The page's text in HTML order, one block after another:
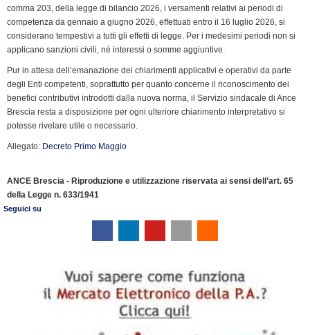
comma 203, della legge di bilancio 2026, i versamenti relativi ai periodi di
competenza da gennaio a giugno 2026, effettuati entro il 16 luglio 2026, si
considerano tempestivi a tutti gli effetti di legge. Per i medesimi periodi non si
applicano sanzioni civili, né interessi o somme aggiuntive.
Pur in attesa dell’emanazione dei chiarimenti applicativi e operativi da parte
degli Enti competenti, soprattutto per quanto concerne il riconoscimento dei
benefici contributivi introdotti dalla nuova norma, il Servizio sindacale di Ance
Brescia resta a disposizione per ogni ulteriore chiarimento interpretativo si
potesse rivelare utile o necessario.
Allegato: Decreto Primo Maggio
ANCE Brescia - Riproduzione e utilizzazione riservata ai sensi dell’art. 65
della Legge n. 633/1941
Seguici su